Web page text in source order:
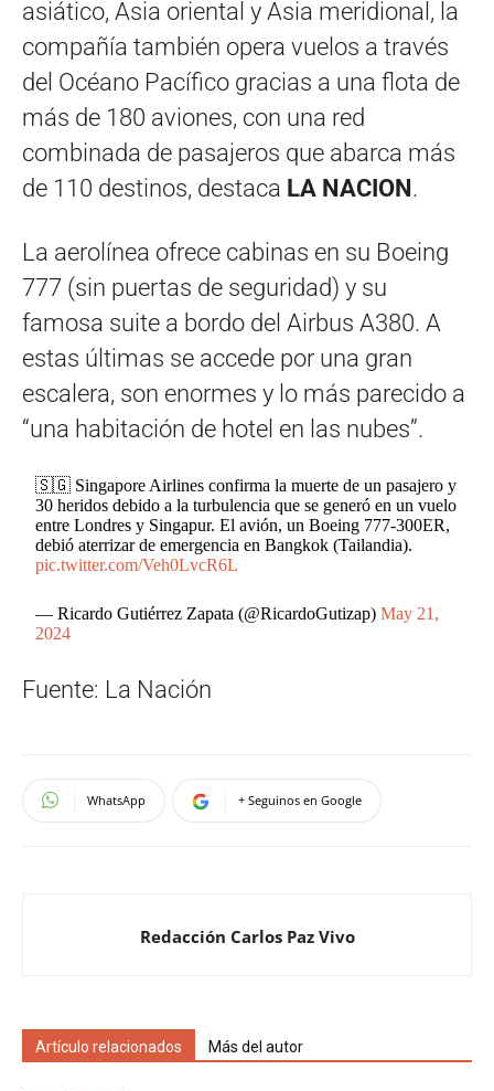
asiático, Asia oriental y Asia meridional, la
compañía también opera vuelos a través
del Océano Pacífico gracias a una flota de
más de 180 aviones, con una red
combinada de pasajeros que abarca más
de 110 destinos, destaca LA NACION.
La aerolínea ofrece cabinas en su Boeing
777 (sin puertas de seguridad) y su
famosa suite a bordo del Airbus A380. A
estas últimas se accede por una gran
escalera, son enormes y lo más parecido a
“una habitación de hotel en las nubes”.
🇸🇬 Singapore Airlines confirma la muerte de un pasajero y
30 heridos debido a la turbulencia que se generó en un vuelo
entre Londres y Singapur. El avión, un Boeing 777-300ER,
debió aterrizar de emergencia en Bangkok (Tailandia).
pic.twitter.com/Veh0LvcR6L
— Ricardo Gutiérrez Zapata (@RicardoGutizap)May 21,
2024
Fuente: La Nación
WhatsApp + Seguinos en Google
Redacción Carlos Paz Vivo
Artículo relacionados Más del autor